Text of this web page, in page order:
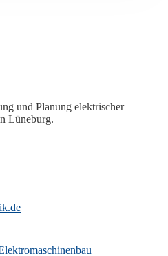
und Planung elektrischer
Lüneburg.